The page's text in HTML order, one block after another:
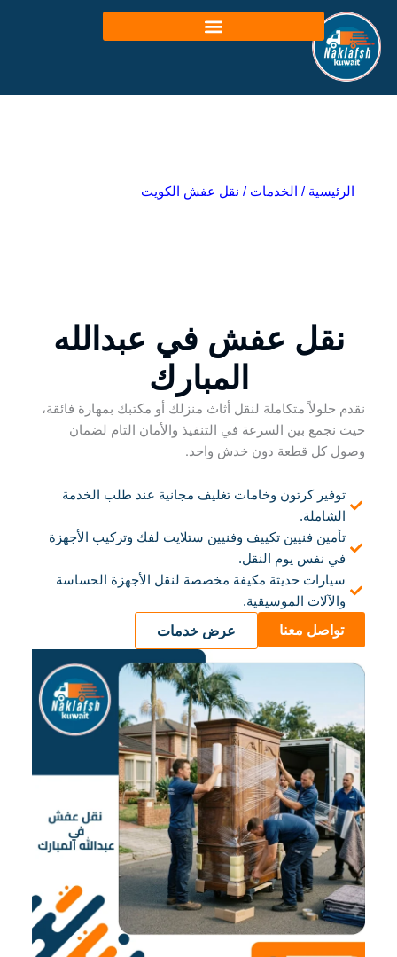
إلى
المحتوى
الرئيسية / الخدمات / نقل عفش الكويت
نقل عفش في عبدالله
المبارك
نقدم حلولاً متكاملة لنقل أثاث منزلك أو مكتبك بمهارة فائقة،
حيث نجمع بين السرعة في التنفيذ والأمان التام لضمان
وصول كل قطعة دون خدش واحد.
توفير كرتون وخامات تغليف مجانية عند طلب الخدمة
الشاملة.
تأمين فنيين تكييف وفنيين ستلايت لفك وتركيب الأجهزة
في نفس يوم النقل.
سيارات حديثة مكيفة مخصصة لنقل الأجهزة الحساسة
والآلات الموسيقية.
تواصل معنا عرض خدمات